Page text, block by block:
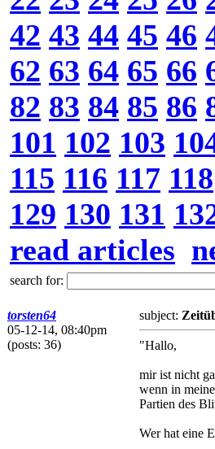
42 43 44 45 46
62 63 64 65 66
82 83 84 85 86
101 102 103
115 116 117 118
129 130 131
read articles
search for:
torsten64
05-12-14, 08:40pm
(posts: 36)
subject:
"Hallo,
mir ist nicht
wenn in
Partien des
Wer hat eine